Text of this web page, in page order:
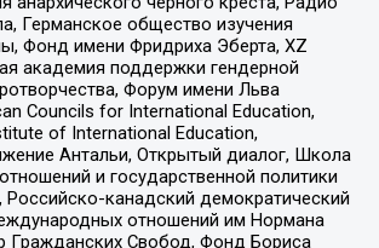
Германское общество изучения
Фонд имени Фридриха Эберта, XZ
академия поддержки гендерной
Форум имени Льва
Councils for International Education,
of International Education,
Антальи, Открытый диалог, Школа
и государственной политики
канадский демократический
отношений им Нормана
Гражданских Свобод, Фонд Бориса